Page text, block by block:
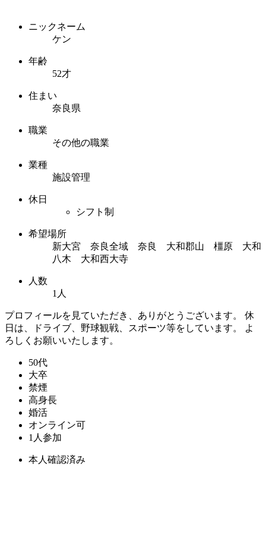
ニックネーム
ケン
年齢
52才
住まい
奈良県
職業
その他の職業
業種
施設管理
休日
シフト制
希望場所
新大宮 奈良全域 奈良 大和郡山 橿原 大和
八木 大和西大寺
人数
1人
プロフィールを見ていただき、ありがとうございます。 休
日は、ドライブ、野球観戦、スポーツ等をしています。 よ
ろしくお願いいたします。
50代
大卒
禁煙
高身長
婚活
オンライン可
1人参加
本人確認済み